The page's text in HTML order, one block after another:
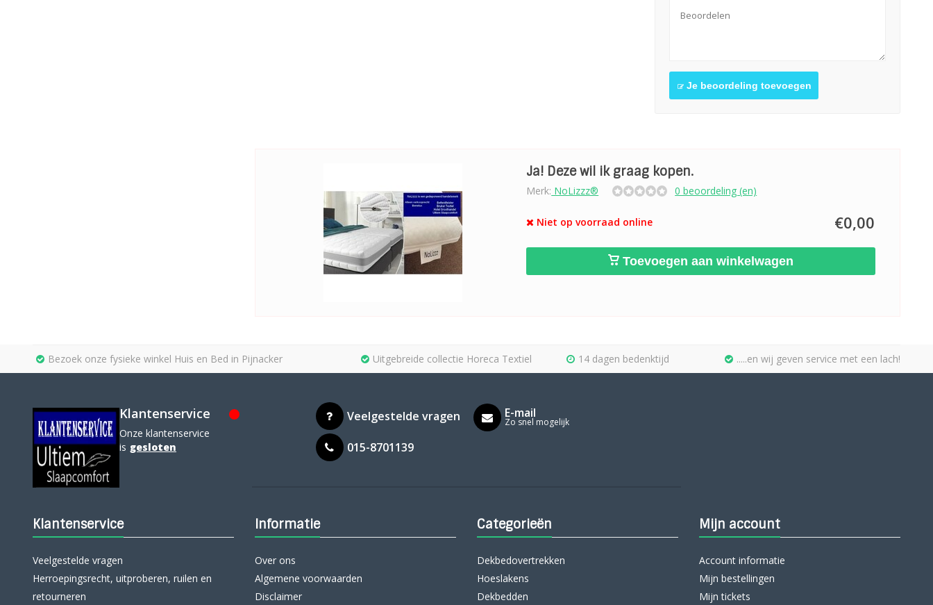
Je beoordeling toevoegen
Ja! Deze wil ik graag kopen.
Merk: NoLizzz® 0 beoordeling (en)
Niet op voorraad online €0,00
Toevoegen aan winkelwagen
Bezoek onze fysieke winkel Huis en Bed in Pijnacker Uitgebreide collectie Horeca Textiel 14 dagen bedenktijd .....en wij geven service met een lach!
Klantenservice
Onze klantenservice
is gesloten
Veelgestelde vragen
015-8701139
E-mail
Zo snel mogelijk
Klantenservice
Veelgestelde vragen
Herroepingsrecht, uitproberen, ruilen en
retourneren
Informatie
Over ons
Algemene voorwaarden
Disclaimer
Categorieën
Dekbedovertrekken
Hoeslakens
Dekbedden
Mijn account
Account informatie
Mijn bestellingen
Mijn tickets